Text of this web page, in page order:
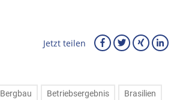
Jetzt teilen
Bergbau Betriebsergebnis Brasilien